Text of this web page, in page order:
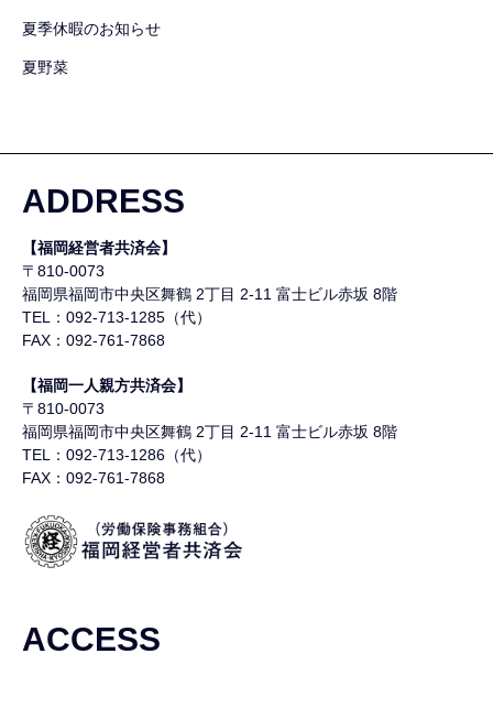
夏季休暇のお知らせ
夏野菜
ADDRESS
【福岡経営者共済会】
〒810-0073
福岡県福岡市中央区舞鶴 2丁目 2-11 富士ビル赤坂 8階
TEL：092-713-1285（代）
FAX：092-761-7868
【福岡一人親方共済会】
〒810-0073
福岡県福岡市中央区舞鶴 2丁目 2-11 富士ビル赤坂 8階
TEL：092-713-1286（代）
FAX：092-761-7868
ACCESS